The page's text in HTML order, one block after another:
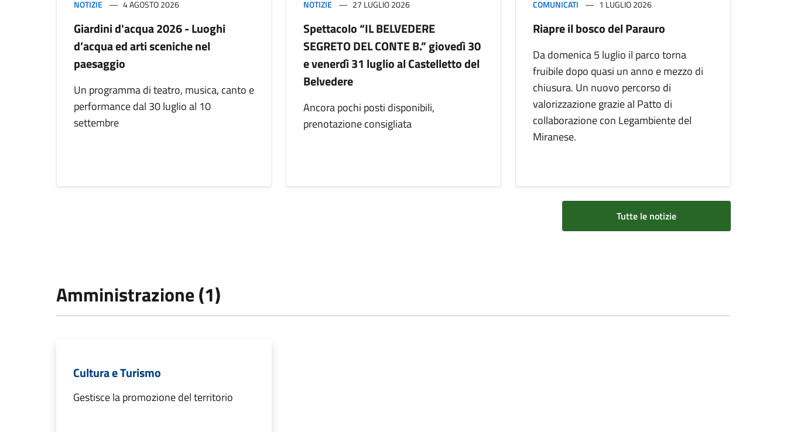
NOTIZIE 4 AGOSTO 2026
Giardini d'acqua 2026 - Luoghi
d’acqua ed arti sceniche nel
paesaggio
Un programma di teatro, musica, canto e
performance dal 30 luglio al 10
settembre
NOTIZIE 27 LUGLIO 2026
Spettacolo “IL BELVEDERE
SEGRETO DEL CONTE B.” giovedì 30
e venerdì 31 luglio al Castelletto del
Belvedere
Ancora pochi posti disponibili,
prenotazione consigliata
COMUNICATI 1 LUGLIO 2026
Riapre il bosco del Parauro
Da domenica 5 luglio il parco torna
fruibile dopo quasi un anno e mezzo di
chiusura. Un nuovo percorso di
valorizzazione grazie al Patto di
collaborazione con Legambiente del
Miranese.
Tutte le notizie
Amministrazione (1)
Cultura e Turismo
Gestisce la promozione del territorio